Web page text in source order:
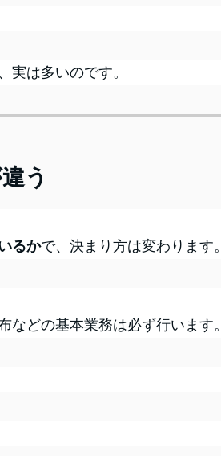
実は多いのです。
う
るかで、決まり方は変わります。
どの基本業務は必ず行います。